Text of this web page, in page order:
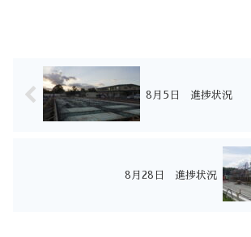
8月5日 進捗状況
8月28日 進捗状況